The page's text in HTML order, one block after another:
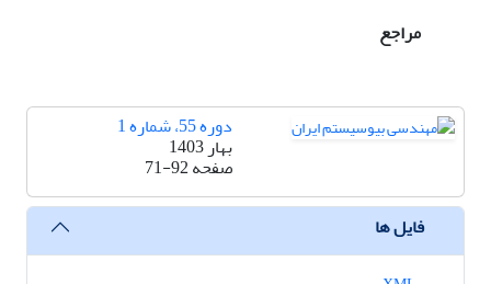
مراجع
دوره 55، شماره 1
بهار 1403
صفحه71-92
فایل ها